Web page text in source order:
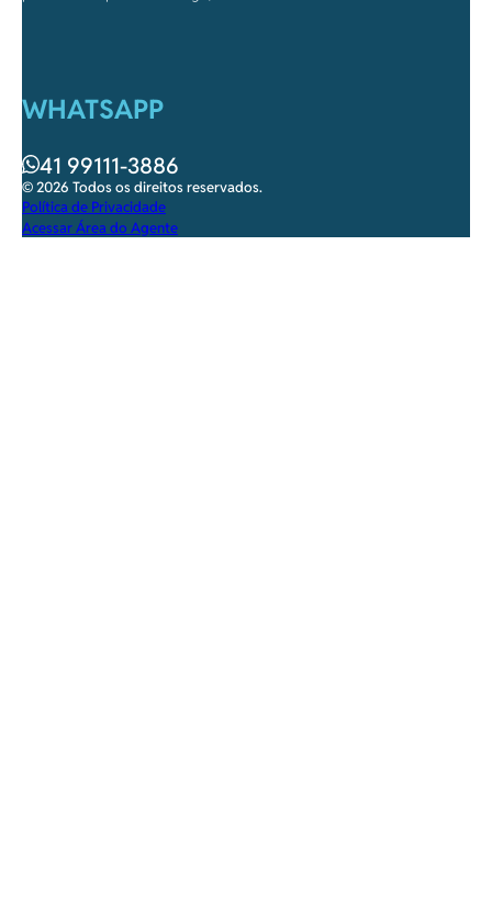
WHATSAPP
41 99111-3886
© 2026 Todos os direitos reservados.
Política de Privacidade
Acessar Área do Agente